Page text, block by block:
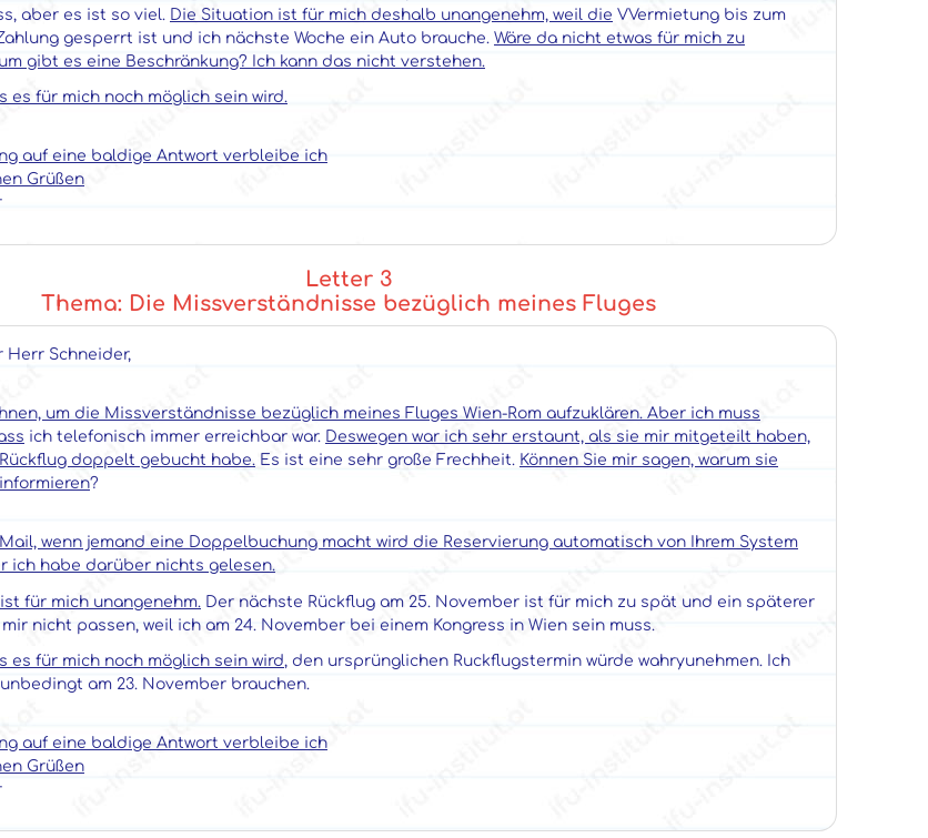
aber es ist so viel. Die Situation ist für mich deshalb unangenehm, weil die VVermietung bis zum
gesperrt ist und ich nächste Woche ein Auto brauche. Wäre da nicht etwas für mich zu
gibt es eine Beschränkung? Ich kann das nicht verstehen.
es für mich noch möglich sein wird.
auf eine baldige Antwort verbleibe ich
Grüßen
Letter 3
Thema: Die Missverständnisse bezüglich meines Fluges
Herr Schneider,
um die Missverständnisse bezüglich meines Fluges Wien-Rom aufzuklären. Aber ich muss
ich telefonisch immer erreichbar war. Deswegen war ich sehr erstaunt, als sie mir mitgeteilt haben,
doppelt gebucht habe. Es ist eine sehr große Frechheit. Können Sie mir sagen, warum sie
?
wenn jemand eine Doppelbuchung macht wird die Reservierung automatisch von Ihrem System
ich habe darüber nichts gelesen.
für mich unangenehm. Der nächste Rückflug am 25. November ist für mich zu spät und ein späterer
nicht passen, weil ich am 24. November bei einem Kongress in Wien sein muss.
es für mich noch möglich sein wird, den ursprünglichen Ruckflugstermin würde wahryunehmen. Ich
am 23. November brauchen.
auf eine baldige Antwort verbleibe ich
Grüßen